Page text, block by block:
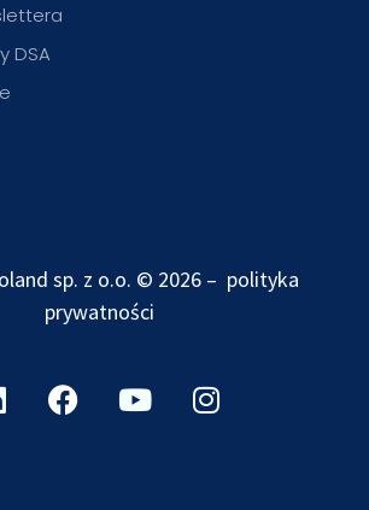
DSA
sp. z o.o. © 2026 – polityka
prywatności